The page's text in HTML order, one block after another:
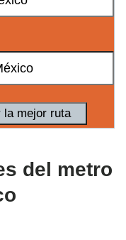
del metro